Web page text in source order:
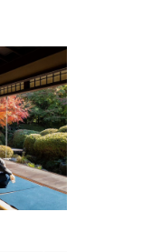
屋街）
地元でとれるみかげ
岡崎と石製品の関係
れていま…